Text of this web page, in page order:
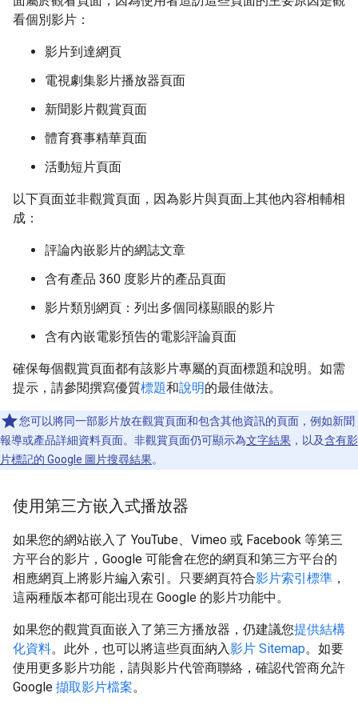
看個別影片：
影片到達網頁
電視劇集影片播放器頁面
新聞影片觀賞頁面
體育賽事精華頁面
活動短片頁面
以下頁面並非觀賞頁面，因為影片與頁面上其他內容相輔相
成：
評論內嵌影片的網誌文章
含有產品 360 度影片的產品頁面
影片類別網頁：列出多個同樣顯眼的影片
含有內嵌電影預告的電影評論頁面
確保每個觀賞頁面都有該影片專屬的頁面標題和說明。如需
提示，請參閱撰寫優質標題和說明的最佳做法。
您可以將同一部影片放在觀賞頁面和包含其他資訊的頁面，例如新聞
報導或產品詳細資料頁面。非觀賞頁面仍可顯示為文字結果 ，以及含有影
片標記的 Google 圖片搜尋結果。
使用第三方嵌入式播放器
如果您的網站嵌入了 YouTube、Vimeo 或 Facebook 等第三
方平台的影片，Google 可能會在您的網頁和第三方平台的
相應網頁上將影片編入索引。只要網頁符合影片索引標準 ，
這兩種版本都可能出現在 Google 的影片功能中。
如果您的觀賞頁面嵌入了第三方播放器，仍建議您提供結構
化資料。此外，也可以將這些頁面納入影片 Sitemap。如要
使用更多影片功能，請與影片代管商聯絡，確認代管商允許
Google 擷取影片檔案。